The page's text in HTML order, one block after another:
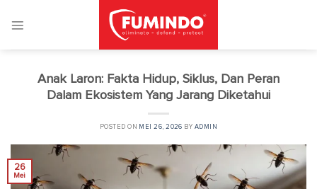
Anak Laron: Fakta Hidup, Siklus, Dan Peran
Dalam Ekosistem Yang Jarang Diketahui
POSTED ON MEI 26, 2026 BY ADMIN
26
Mei